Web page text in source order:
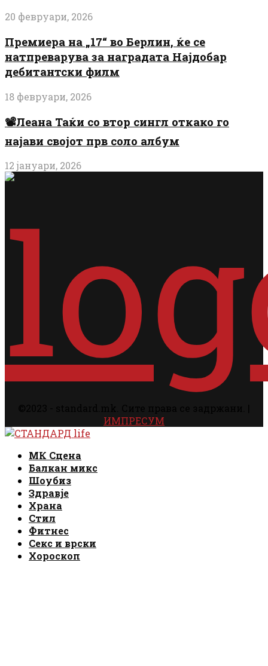
20 февруари, 2026
Премиера на „17“ во Берлин, ќе се
натпреварува за наградата Најдобар
дебитантски филм
18 февруари, 2026
📽️Леана Таќи со втор сингл откако го
најави својот прв соло албум
12 јануари, 2026
ИМПРЕСУМ
Facebook
Instagram
Email
Rss
МК Сцена
Балкан микс
Шоубиз
Здравје
Храна
Стил
Фитнес
Секс и врски
Хороскоп